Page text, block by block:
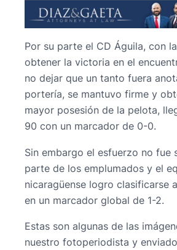
Por su parte el CD Águila, con
obtener la victoria en el
no dejar que un tanto fuera
portería, se mantuvo firme y
mayor posesión de la pelota,
90 con un marcador de 0-0.
Sin embargo el esfuerzo no fue
parte de los emplumados y el
nicaragüense logro clasificarse
en un marcador global de 1-2.
Estas son algunas de las
nuestro fotoperiodista y